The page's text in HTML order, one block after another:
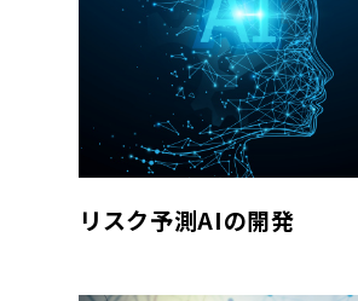
リスク予測AIの開発